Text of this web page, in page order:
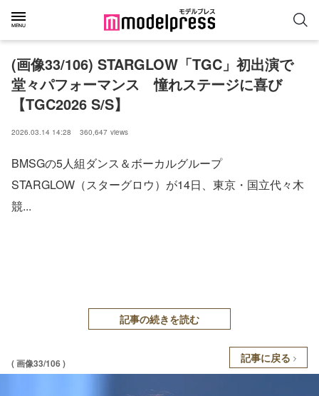
(画像33/106) STARGLOW「TGC」初出演で
堂々パフォーマンス 憧れステージに喜び
【TGC2026 S/S】
2026.03.14 14:28 360,647 views
BMSGの5人組ダンス＆ボーカルグループ
STARGLOW（スターグロウ）が14日、東京・国立代々木
競...
記事の続きを読む
( 画像33/106 ) 記事に戻る